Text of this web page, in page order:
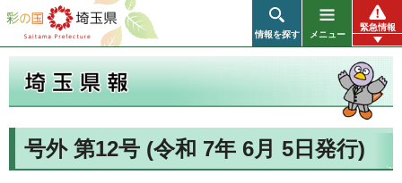
彩の国 埼玉県
情報を探す メニュー
緊急情報
号外 第12号 (令和 7年 6月 5日発行)